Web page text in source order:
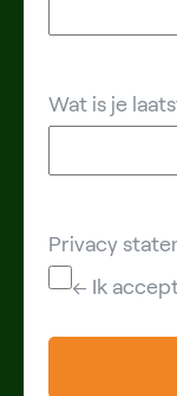
Wat is je
Privacy
← Ik